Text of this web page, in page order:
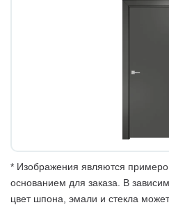
* Изображения являются
основанием для заказа. В
цвет шпона, эмали и стекла